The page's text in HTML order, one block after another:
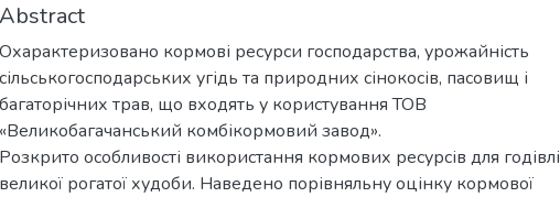
Abstract
Охарактеризовано кормові ресурси господарства, урожайність
сільськогосподарських угідь та природних сінокосів, пасовищ і
багаторічних трав, що входять у користування ТОВ
«Великобагачанський комбікормовий завод».
Розкрито особливості використання кормових ресурсів для годівлі
великої рогатої худоби. Наведено порівняльну оцінку кормової